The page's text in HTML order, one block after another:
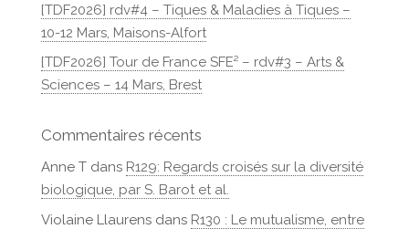
[TDF2026] rdv#4 – Tiques & Maladies à Tiques –
10-12 Mars, Maisons-Alfort
[TDF2026] Tour de France SFE² – rdv#3 – Arts &
Sciences – 14 Mars, Brest
Commentaires récents
Anne Tdans R129: Regards croisés sur la diversité
biologique, par S. Barot et al.
Violaine Llaurensdans R130 : Le mutualisme, entre